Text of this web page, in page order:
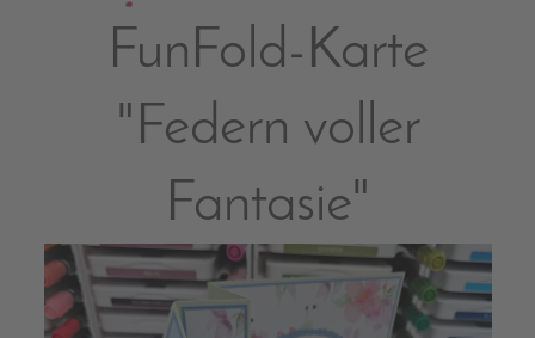
FunFold-Karte
"Federn voller
Fantasie"